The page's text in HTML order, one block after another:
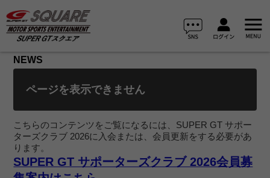
NEWS
ページを表示できません
こちらのコンテンツをご覧になるには、SUPER GT サポー
ターズクラブ 2026に入会または、会員更新をする必要があ
ります。
SUPER GT サポーターズクラブ 2026会員募